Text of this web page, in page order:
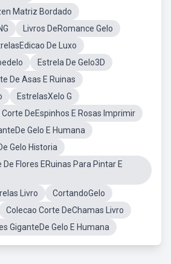
Matriz Bordado
Livros DeRomance Gelo
De Luxo
Estrela De Gelo3D
De Asas E Ruinas
EstrelasXelo G
DeEspinhos E Rosas Imprimir
Gelo E Humana
Gelo Historia
Flores ERuinas Para Pintar E
Livro
CortandoGelo
Colecao Corte DeChamas Livro
GiganteDe Gelo E Humana